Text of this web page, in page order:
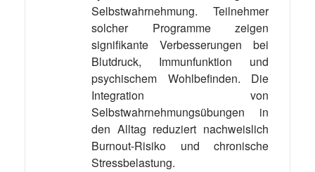
Selbstwahrnehmung. Teilnehmer
solcher Programme zeigen
signifikante Verbesserungen bei
Blutdruck, Immunfunktion und
psychischem Wohlbefinden. Die
Integration von
Selbstwahrnehmungsübungen in
den Alltag reduziert nachweislich
Burnout-Risiko und chronische
Stressbelastung.